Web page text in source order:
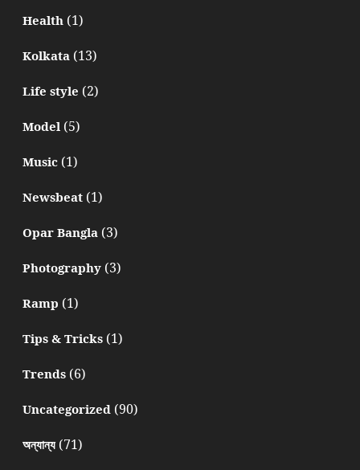
Health(1)
Kolkata(13)
Life style (2)
Model(5)
Music(1)
Newsbeat(1)
Opar Bangla(3)
Photography(3)
Ramp (1)
Tips & Tricks(1)
Trends(6)
Uncategorized(90)
অন্যান্য(71)